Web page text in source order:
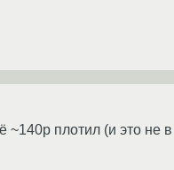
~140р плотил (и это